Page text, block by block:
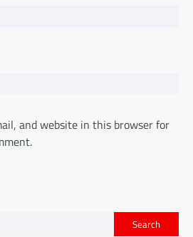
and website in this browser for
Search